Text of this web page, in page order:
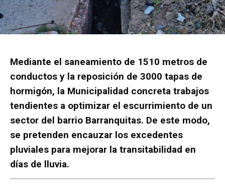
Mediante el saneamiento de 1510 metros de
conductos y la reposición de 3000 tapas de
hormigón, la Municipalidad concreta trabajos
tendientes a optimizar el escurrimiento de un
sector del barrio Barranquitas. De este modo,
se pretenden encauzar los excedentes
pluviales para mejorar la transitabilidad en
días de lluvia.